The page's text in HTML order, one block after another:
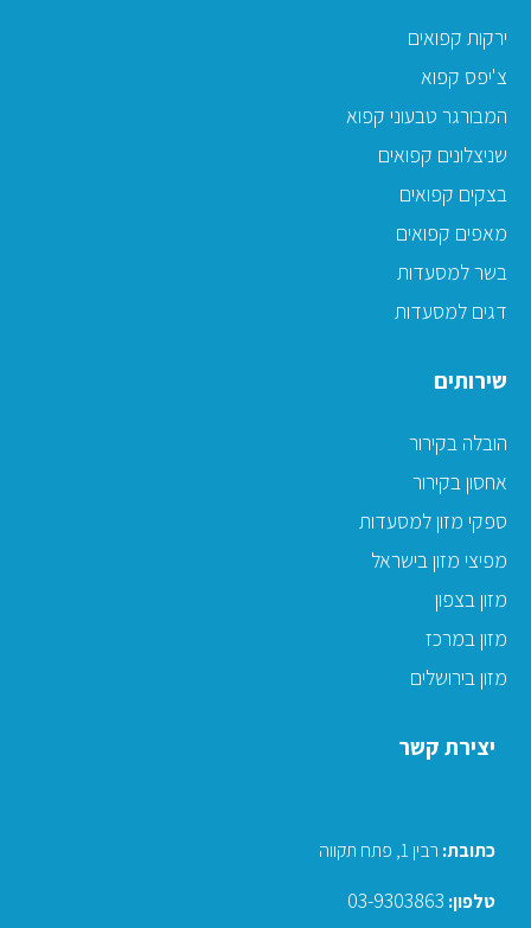
ירקות קפואים
צ'יפס קפוא
המבורגר טבעוני קפוא
שניצלונים קפואים
בצקים קפואים
מאפים קפואים
בשר למסעדות
דגים למסעדות
שירותים
הובלה בקירור
אחסון בקירור
ספקי מזון למסעדות
מפיצי מזון בישראל
מזון בצפון
מזון במרכז
מזון בירושלים
יצירת קשר
כתובת: רבין 1, פתח תקווה
טלפון: 03-9303863